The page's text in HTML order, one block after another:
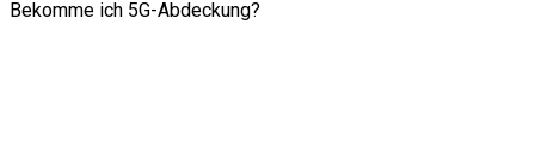
Bekomme ich 5G-Abdeckung?